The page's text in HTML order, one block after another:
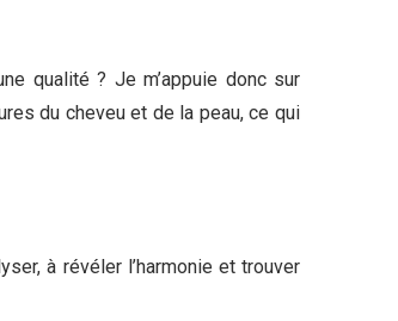
qualité ? Je m’appuie donc sur
du cheveu et de la peau, ce qui
à révéler l’harmonie et trouver